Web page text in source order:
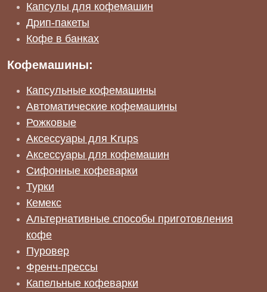
Капсулы для кофемашин
Дрип-пакеты
Кофе в банках
Кофемашины:
Капсульные кофемашины
Автоматические кофемашины
Рожковые
Аксессуары для Krups
Аксессуары для кофемашин
Сифонные кофеварки
Турки
Кемекс
Альтернативные способы приготовления
кофе
Пуровер
Френч-прессы
Капельные кофеварки